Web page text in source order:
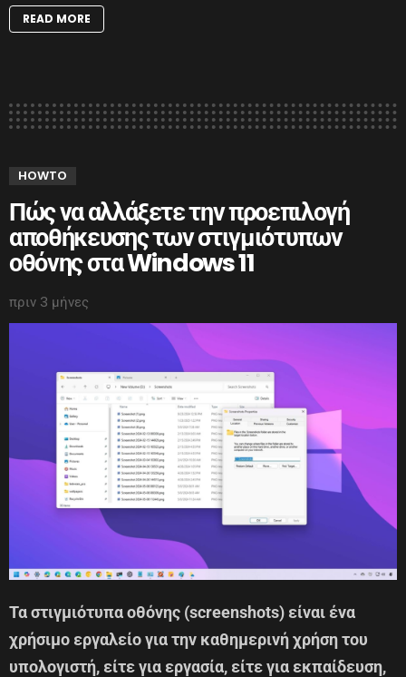
READ MORE
HOWTO
Πώς να αλλάξετε την προεπιλογή
αποθήκευσης των στιγμιότυπων
οθόνης στα Windows 11
πριν 3 μήνες
Τα στιγμιότυπα οθόνης (screenshots) είναι ένα
χρήσιμο εργαλείο για την καθημερινή χρήση του
υπολογιστή, είτε για εργασία, είτε για εκπαίδευση,